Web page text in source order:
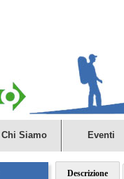
Chi Siamo Eventi
Descrizione